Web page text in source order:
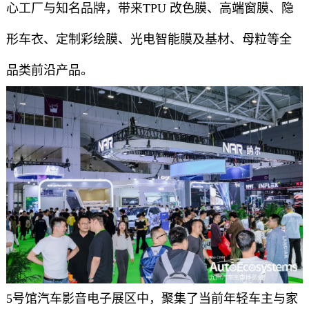
心工厂与知名品牌，带来TPU 改色膜、高端窗膜、隐
形车衣、定制彩绘膜、光电智能膜及基材、母粒等全
品类前沿产品。
5号馆汽车影音电子展区中，聚集了当前年轻车主与家